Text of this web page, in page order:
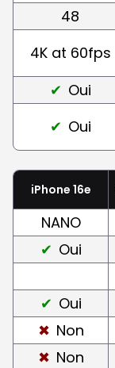
48
4K at 60fps
Oui
Oui
iPhone 16e
NANO
Oui
Oui
Non
Non